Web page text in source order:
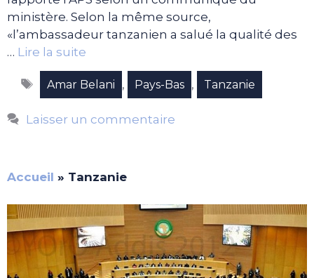
ministère. Selon la même source,
«l’ambassadeur tanzanien a salué la qualité des
… Lire la suite
Étiquettes
Amar Belani , Pays-Bas , Tanzanie
Laisser un commentaire
Accueil » Tanzanie